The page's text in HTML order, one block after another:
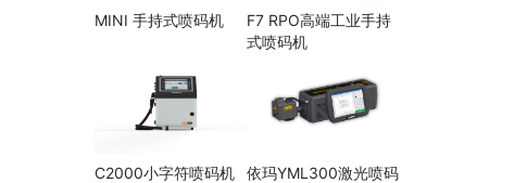
MINI 手持式喷码机
F7 RPO高端工业手持
式喷码机
C2000小字符喷码机
依玛YML300激光喷码